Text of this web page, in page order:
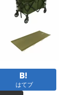
はてブ